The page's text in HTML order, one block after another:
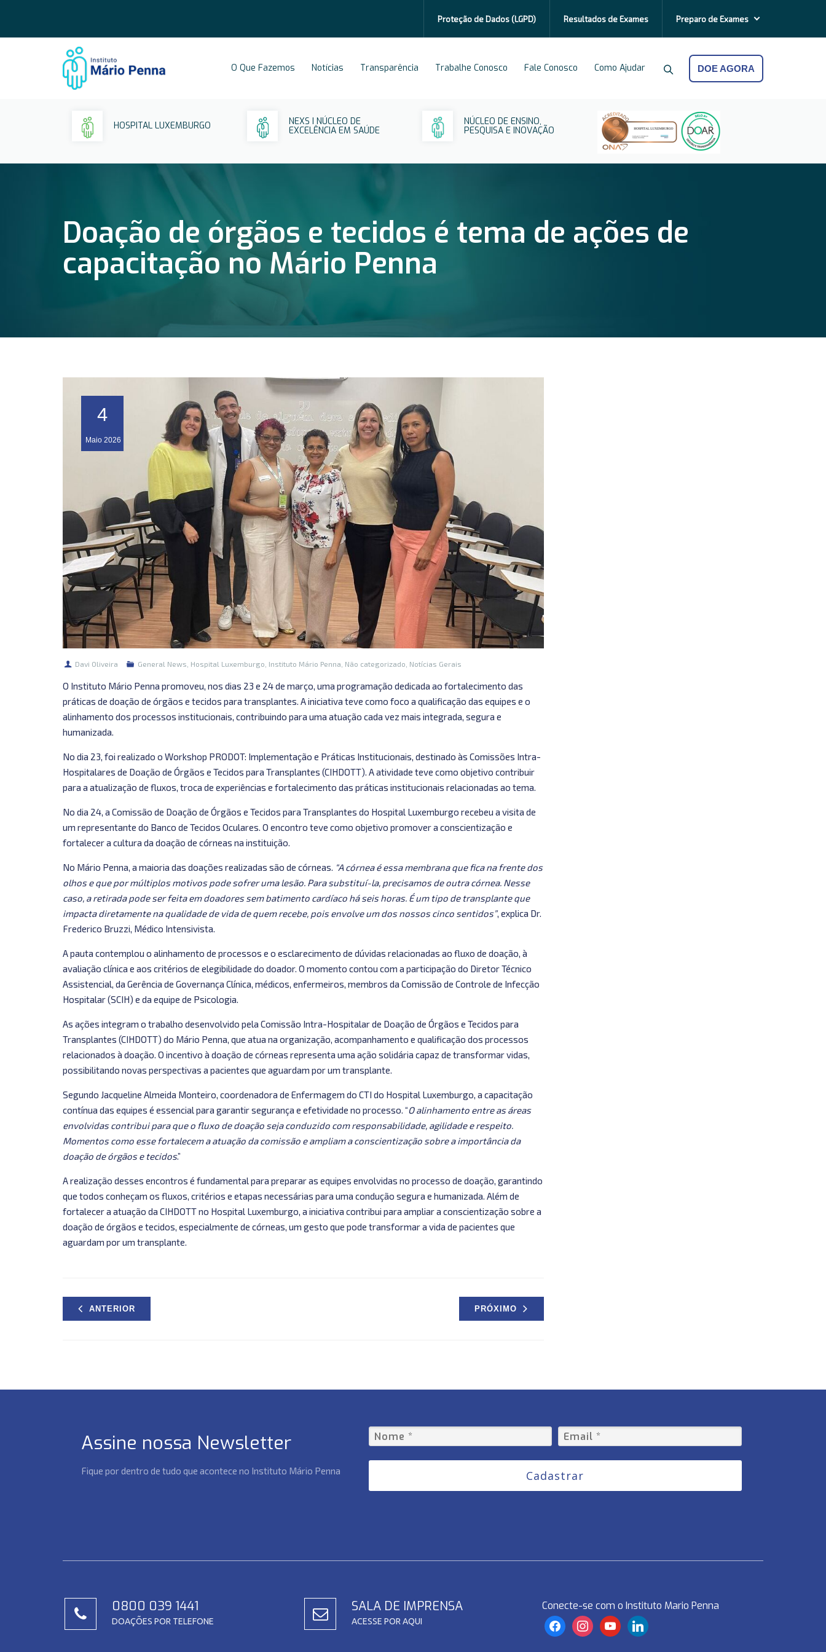
Proteção de Dados(LGPD) Resultados deExames Preparo deExames
DOE AGORA
O Que Fazemos Notícias Transparência Trabalhe Conosco Fale Conosco Como Ajudar
HOSPITAL LUXEMBURGO NEXS I NÚCLEO DE
EXCELÊNCIA EM SAÚDE
NÚCLEO DE ENSINO,
PESQUISA E INOVAÇÃO
Doação de órgãos e tecidos é tema de ações de
capacitação no Mário Penna
4
Maio 2026
Davi Oliveira General News Hospital Luxemburgo Instituto Mário Penna Não categorizado Notícias Gerais
O Instituto Mário Penna promoveu, nos dias 23 e 24 de março, uma programação dedicada ao fortalecimento das
práticas de doação de órgãos e tecidos para transplantes. A iniciativa teve como foco a qualificação das equipes e o
alinhamento dos processos institucionais, contribuindo para uma atuação cada vez mais integrada, segura e
humanizada.
No dia 23, foi realizado o Workshop PRODOT: Implementação e Práticas Institucionais, destinado às Comissões Intra-
Hospitalares de Doação de Órgãos e Tecidos para Transplantes (CIHDOTT). A atividade teve como objetivo contribuir
para a atualização de fluxos, troca de experiências e fortalecimento das práticas institucionais relacionadas ao tema.
No dia 24, a Comissão de Doação de Órgãos e Tecidos para Transplantes do Hospital Luxemburgo recebeu a visita de
um representante do Banco de Tecidos Oculares. O encontro teve como objetivo promover a conscientização e
fortalecer a cultura da doação de córneas na instituição.
No Mário Penna, a maioria das doações realizadas são de córneas. “A córnea é essa membrana que fica na frente dos
olhos e que por múltiplos motivos pode sofrer uma lesão. Para substituí-la, precisamos de outra córnea. Nesse
caso, a retirada pode ser feita em doadores sem batimento cardíaco há seis horas. É um tipo de transplante que
impacta diretamente na qualidade de vida de quem recebe, pois envolve um dos nossos cinco sentidos”, explica Dr.
Frederico Bruzzi, Médico Intensivista.
A pauta contemplou o alinhamento de processos e o esclarecimento de dúvidas relacionadas ao fluxo de doação, à
avaliação clínica e aos critérios de elegibilidade do doador. O momento contou com a participação do Diretor Técnico
Assistencial, da Gerência de Governança Clínica, médicos, enfermeiros, membros da Comissão de Controle de Infecção
Hospitalar (SCIH) e da equipe de Psicologia.
As ações integram o trabalho desenvolvido pela Comissão Intra-Hospitalar de Doação de Órgãos e Tecidos para
Transplantes (CIHDOTT) do Mário Penna, que atua na organização, acompanhamento e qualificação dos processos
relacionados à doação. O incentivo à doação de córneas representa uma ação solidária capaz de transformar vidas,
possibilitando novas perspectivas a pacientes que aguardam por um transplante.
Segundo Jacqueline Almeida Monteiro, coordenadora de Enfermagem do CTI do Hospital Luxemburgo, a capacitação
contínua das equipes é essencial para garantir segurança e efetividade no processo. “O alinhamento entre as áreas
envolvidas contribui para que o fluxo de doação seja conduzido com responsabilidade, agilidade e respeito.
Momentos como esse fortalecem a atuação da comissão e ampliam a conscientização sobre a importância da
doação de órgãos e tecidos.”
A realização desses encontros é fundamental para preparar as equipes envolvidas no processo de doação, garantindo
que todos conheçam os fluxos, critérios e etapas necessárias para uma condução segura e humanizada. Além de
fortalecer a atuação da CIHDOTT no Hospital Luxemburgo, a iniciativa contribui para ampliar a conscientização sobre a
doação de órgãos e tecidos, especialmente de córneas, um gesto que pode transformar a vida de pacientes que
aguardam por um transplante.
ANTERIOR PRÓXIMO
Assine nossa Newsletter
Fique por dentro de tudo que acontece no Instituto Mário Penna Cadastrar
0800 039 1441
DOAÇÕES POR TELEFONE
SALA DE IMPRENSA
ACESSE POR AQUI
Conecte-se com o Instituto Mario Penna
facebookinstagramyoutubelinkedin